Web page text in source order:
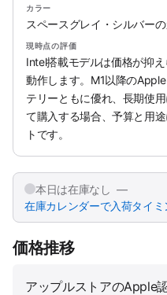
カラー
スペースグレイ・シルバー
現時点の評価
Intel搭載モデルは価格が抑
動作します。M1以降の
テリーともに優れ、長期使
て購入する場合、予算と用
トです。
本日は在庫なし —
在庫カレンダーで入荷タイミ
価格推移
アップルストアのApple